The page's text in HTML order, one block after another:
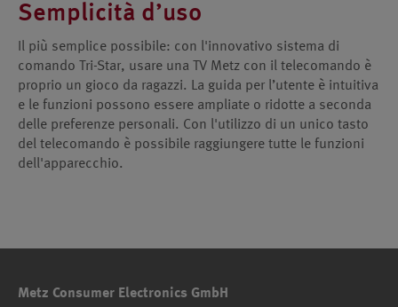
Semplicità d’uso
Il più semplice possibile: con l'innovativo sistema di
comando Tri-Star, usare una TV Metz con il telecomando è
proprio un gioco da ragazzi. La guida per l’utente è intuitiva
e le funzioni possono essere ampliate o ridotte a seconda
delle preferenze personali. Con l'utilizzo di un unico tasto
del telecomando è possibile raggiungere tutte le funzioni
dell'apparecchio.
Metz Consumer Electronics GmbH